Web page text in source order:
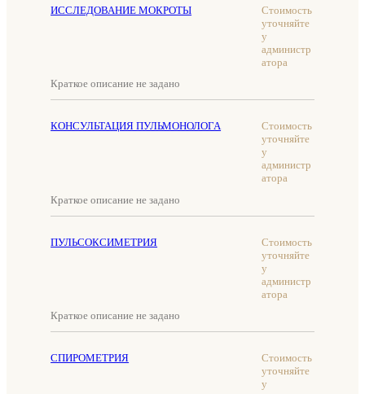
ИССЛЕДОВАНИЕ МОКРОТЫ
Стоимость
уточняйте
у
администр
атора
Краткое описание не задано
КОНСУЛЬТАЦИЯ ПУЛЬМОНОЛОГА
Стоимость
уточняйте
у
администр
атора
Краткое описание не задано
ПУЛЬСОКСИМЕТРИЯ
Стоимость
уточняйте
у
администр
атора
Краткое описание не задано
СПИРОМЕТРИЯ
Стоимость
уточняйте
у